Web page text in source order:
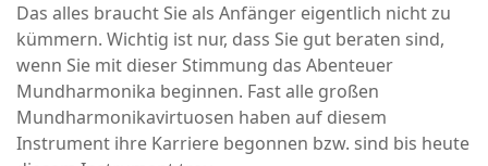
Das alles braucht Sie als Anfänger eigentlich nicht zu
kümmern. Wichtig ist nur, dass Sie gut beraten sind,
wenn Sie mit dieser Stimmung das Abenteuer
Mundharmonika beginnen. Fast alle großen
Mundharmonikavirtuosen haben auf diesem
Instrument ihre Karriere begonnen bzw. sind bis heute